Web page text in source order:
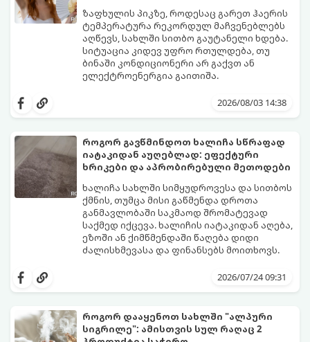
ზაფხულის პიკზე, როდესაც გარეთ ჰაერის
ტემპერატურა რეკორდულ მაჩვენებლებს
აღწევს, სახლში სითბო გაუტანელი ხდება.
სიტუაცია კიდევ უფრო რთულდება, თუ
ბინაში კონდიციონერი არ გაქვთ ან
ელექტროენერგია გაითიშა.
კანონები და გამოცდილი ყოფითი ხრიკები,
სასიამოვნო სიგრილე სპეციალური
ტექნიკის გარეშეც.
გთავაზობთ 10 საუკეთესო და
ხელმისაწვდომ მეთოდს:
2026/08/03 14:38
როგორ გავწმინდოთ ხალიჩა სწრაფად
იატაკიდან აუღებლად: ეფექტური
ხრიკები და აპრობირებული მეთოდები
ხალიჩა სახლში სიმყუდროვესა და სითბოს
ქმნის, თუმცა მისი გაწმენდა დროთა
განმავლობაში საკმაოდ შრომატევად
საქმედ იქცევა. ხალიჩის იატაკიდან აღება,
ეზოში ან ქიმწმენდაში წაღება დიდი
ძალისხმევასა და ფინანსებს მოითხოვს.
ეფექტური, ბიუჯეტური და აპრობირებული
ლაქების ამოყვანასა და პირვანდელი
სიახლის დაბრუნებას.
2026/07/24 09:31
როგორ დააყენოთ სახლში "ალპური
სიგრილე": ამისთვის სულ რაღაც 2